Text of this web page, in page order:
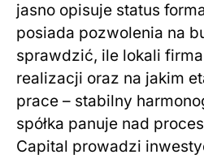
jasno opisuje status
posiada pozwolenia na
sprawdzić, ile lokali
realizacji oraz na jakim
prace – stabilny
spółka panuje nad
Capital prowadzi